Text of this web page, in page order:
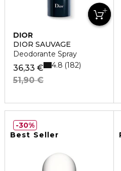
DIOR
DIOR SAUVAGE
Deodorante Spray
36,33 €
51,90 €
4.8 182
Best Seller
30%